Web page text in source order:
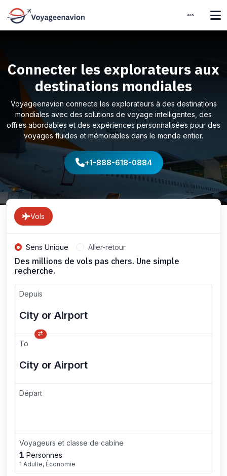
Connecter les explorateurs aux
destinations mondiales
Voyageenavion connecte les explorateurs à des destinations
mondiales avec des solutions de voyage intelligentes, des
offres abordables et des expériences personnalisées pour des
voyages fluides et mémorables dans le monde entier.
+1-888-618-0884
Vols
Sens Unique Aller-retour
Des millions de vols pas chers. Une simple
recherche.
Depuis
To
Départ
Voyageurs et classe de cabine
1 Personnes
1 Adulte, Économie